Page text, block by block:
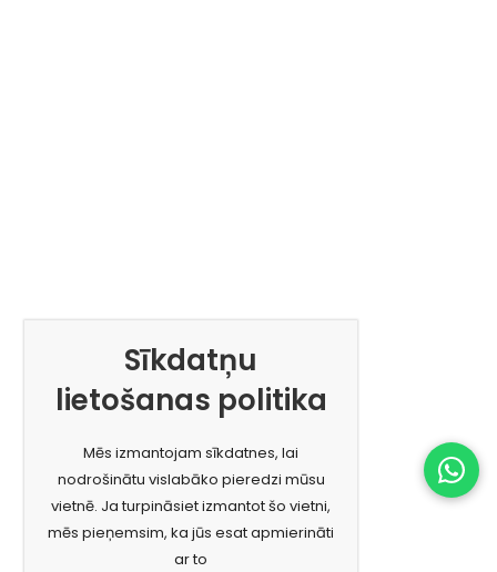
Sīkdatņu
lietošanas politika
Mēs izmantojam sīkdatnes, lai
nodrošinātu vislabāko pieredzi mūsu
vietnē. Ja turpināsiet izmantot šo vietni,
mēs pieņemsim, ka jūs esat apmierināti
ar to